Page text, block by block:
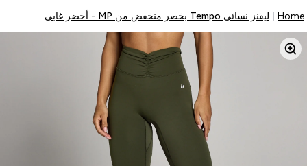
Home ليقنز نسائي Tempo بخصر منخفض من MP - أخضر غابي